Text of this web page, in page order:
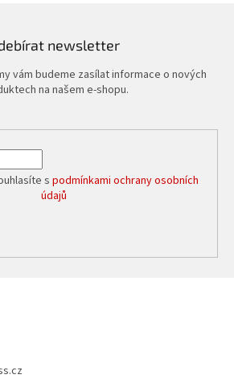
newsletter
vám budeme zasílat informace o nových
na našem e-shopu.
s podmínkami ochrany osobních
údajů